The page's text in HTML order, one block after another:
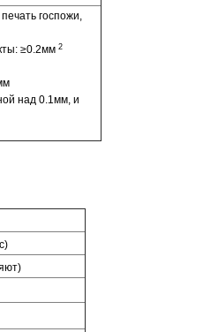
госпожи,
≥0.2мм 2
над 0.1мм, и